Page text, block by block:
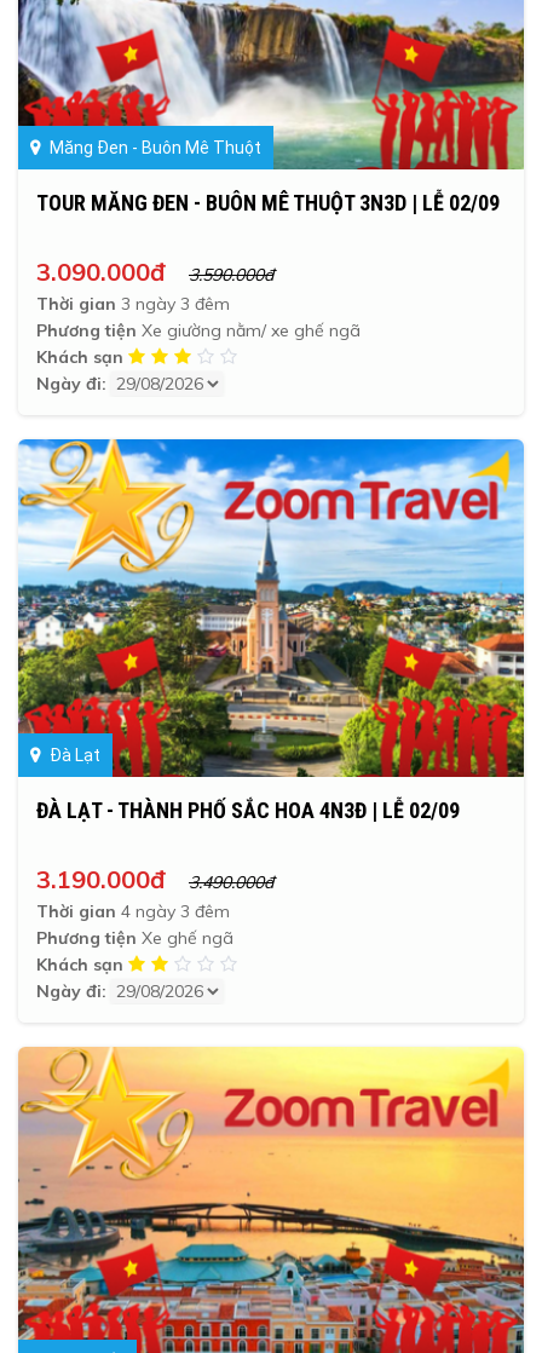
Măng Đen - Buôn Mê Thuột
TOUR MĂNG ĐEN - BUÔN MÊ THUỘT 3N3D | LỄ 02/09
3.090.000đ
3.590.000đ
Thời gian 3 ngày 3 đêm
Phương tiện Xe giường nằm/ xe ghế ngã
Khách sạn
Ngày đi:
Đà Lạt
ĐÀ LẠT - THÀNH PHỐ SẮC HOA 4N3Đ | LỄ 02/09
3.190.000đ
3.490.000đ
Thời gian 4 ngày 3 đêm
Phương tiện Xe ghế ngã
Khách sạn
Ngày đi: